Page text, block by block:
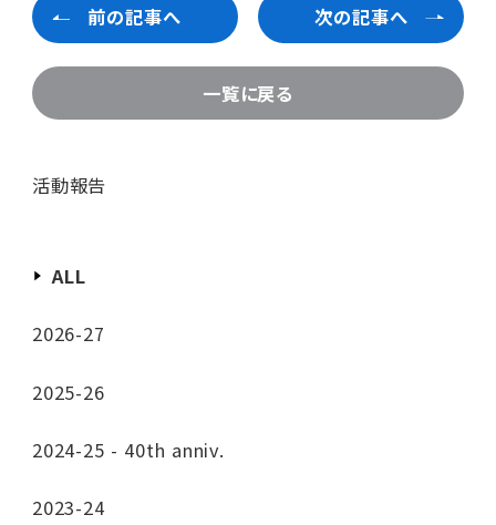
前の記事へ
一覧に戻る
次の記事へ
活動報告
ALL
2026-27
2025-26
2024-25 - 40th anniv.
2023-24